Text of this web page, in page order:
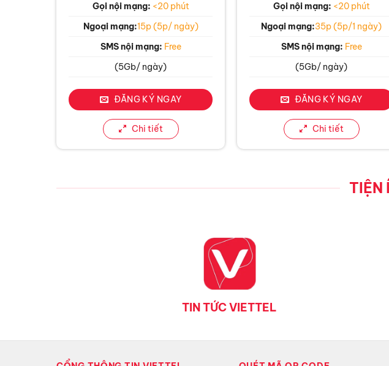
Gọi nội mạng: <20 phút
Ngoại mạng:15p (5p/ ngày)
SMS nội mạng: Free
(5Gb/ ngày)
ĐĂNG KÝ NGAY
Chi tiết
Gọi nội mạng: <20 phút
Ngoại mạng:35p (5p/1 ngày)
SMS nội mạng: Free
(5Gb/ ngày)
ĐĂNG KÝ NGAY
Chi tiết
TIỆN
TIN TỨC VIETTEL